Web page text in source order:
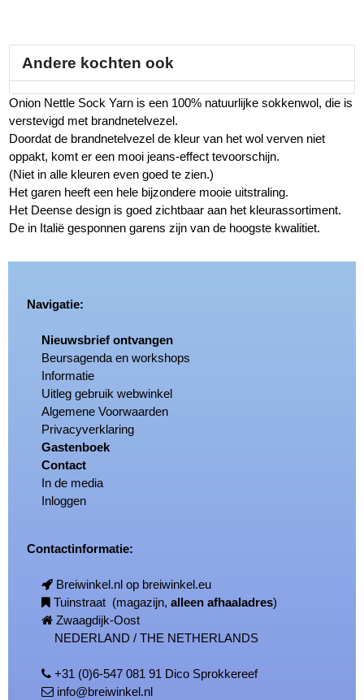
Andere kochten ook
Onion Nettle Sock Yarn is een 100% natuurlijke sokkenwol, die is
verstevigd met brandnetelvezel.
Doordat de brandnetelvezel de kleur van het wol verven niet
oppakt, komt er een mooi jeans-effect tevoorschijn.
(Niet in alle kleuren even goed te zien.)
Het garen heeft een hele bijzondere mooie uitstraling.
Het Deense design is goed zichtbaar aan het kleurassortiment.
De in Italië gesponnen garens zijn van de hoogste kwalitiet.
Navigatie:
Nieuwsbrief ontvangen
Beursagenda en workshops
Informatie
Uitleg gebruik webwinkel
Algemene Voorwaarden
Privacyverklaring
Gastenboek
Contact
In de media
Inloggen
Contactinformatie:
Breiwinkel.nl op breiwinkel.eu
Tuinstraat (magazijn,alleen afhaaladres)
Zwaagdijk-Oost
NEDERLAND / THE NETHERLANDS
+31 (0)6-547 081 91 Dico Sprokkereef
info@breiwinkel.nl